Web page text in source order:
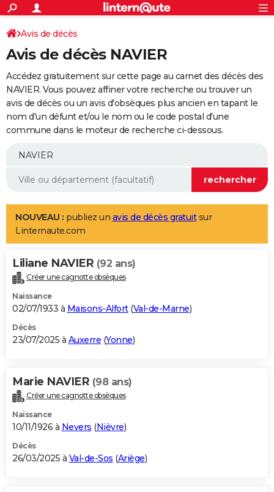
ACTUALITÉS
Politique
Société
Faits Divers
Education
Monde
Villes
+
SPORT
Coupe du monde 2026
Football
Tennis
Cyclisme
Rugby
Forum
Programme TV
TNT
Streaming
Cinéma
Sorties cinéma
Musique
+
FINANCE
Retraite
Epargne
Immobilier
Risques naturels par ville
Banque
Assurance
AUTO
Essais
Réserver un essai
Citadines
Berlines
SUV
Forum auto
+
Mobiles
Meilleur smartphone
Internet
Ordinateurs
Jeux vidéo
Guide high-tech
Aménagement intérieur
LIFESTYLE
Art de vivre
Bien-être
Loisirs
Mode
Modes de vie
Alimentation
Guide de la santé
Maladies
Médicaments
Sommeil
VOYAGE
Destinations
City break
Voyage nature
Voyage de noces
Forum
Climat
+PHOTO
GUIDES D'ACHAT
BONS PLANS
Carte de Noël
Carte Bonne année
Carte Saint-Valentin
Carte Pâques
Carte d'anniversaire
DICTIONNAIRE
Dictionnaire
Biographies
Citations
Expressions
Proverbes
PROGRAMME TV
S'inscrire
Se connecter
Lycées
Collèges
Primaires
Universités
Entreprises
Service militaire
Avis de recherche
AVIS DE DÉCÈS
Avis de décès
Avis de décès NAVIER
Accédez gratuitement sur cette page au carnet des décès des
NAVIER. Vous pouvez affiner votre recherche ou trouver un
avis de décès ou un avis d'obsèques plus ancien en tapant le
nom d'un défunt et/ou le nom ou le code postal d'une
commune dans le moteur de recherche ci-dessous.
NOUVEAU : publiez un avis de décès gratuitsur
Linternaute.com
Liliane NAVIER (92 ans)
Créer une cagnotte obsèques
Naissance
02/07/1933 à Maisons-Alfort(Val-de-Marne)
Décès
23/07/2025 à Auxerre (Yonne)
Marie NAVIER (98 ans)
Créer une cagnotte obsèques
Naissance
10/11/1926 à Nevers (Nièvre)
Décès
26/03/2025 à Val-de-Sos (Ariège)